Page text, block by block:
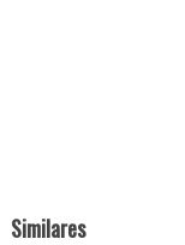
Similares